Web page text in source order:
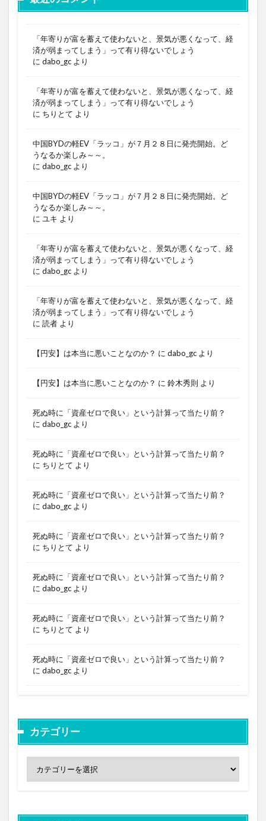
「年寄りが富を蓄えて使わないと、景気が悪くなって、経
済が弱まってしまう」って有り得ないでしょう
に dabo_gc より
「年寄りが富を蓄えて使わないと、景気が悪くなって、経
済が弱まってしまう」って有り得ないでしょう
に ちりとて より
中国BYDの軽EV「ラッコ」が７月２８日に発売開始。ど
うなるか楽しみ～～。
に dabo_gc より
中国BYDの軽EV「ラッコ」が７月２８日に発売開始。ど
うなるか楽しみ～～。
に ユキ より
「年寄りが富を蓄えて使わないと、景気が悪くなって、経
済が弱まってしまう」って有り得ないでしょう
に dabo_gc より
「年寄りが富を蓄えて使わないと、景気が悪くなって、経
済が弱まってしまう」って有り得ないでしょう
に 読者 より
【円安】は本当に悪いことなのか？ に dabo_gc より
【円安】は本当に悪いことなのか？ に 鈴木秀則 より
死ぬ時に「資産ゼロで良い」という計算って当たり前？
に dabo_gc より
死ぬ時に「資産ゼロで良い」という計算って当たり前？
に ちりとて より
死ぬ時に「資産ゼロで良い」という計算って当たり前？
に dabo_gc より
死ぬ時に「資産ゼロで良い」という計算って当たり前？
に ちりとて より
死ぬ時に「資産ゼロで良い」という計算って当たり前？
に dabo_gc より
死ぬ時に「資産ゼロで良い」という計算って当たり前？
に ちりとて より
死ぬ時に「資産ゼロで良い」という計算って当たり前？
に dabo_gc より
カテゴリー